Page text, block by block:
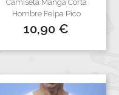
Camiseta Manga Corta
Hombre Felpa Pico
Precio
10,90 €